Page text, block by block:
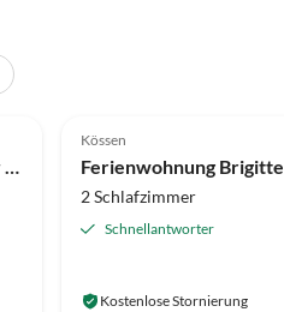
Ferienwohnung Apartment In der Au
Kössen
Ferienwohnung Brigitte
2 Schlafzimmer
Schnellantworter
Kostenlose Stornierung